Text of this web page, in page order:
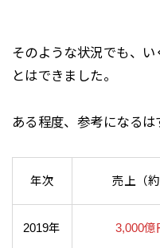
そのような状況でも、
とはできました。
ある程度、参考になるは
年次 売上（約
2019年 3,000億